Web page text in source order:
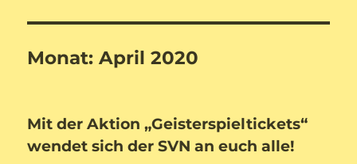
Monat:April 2020
Mit der Aktion „Geisterspieltickets“
wendet sich der SVN an euch alle!